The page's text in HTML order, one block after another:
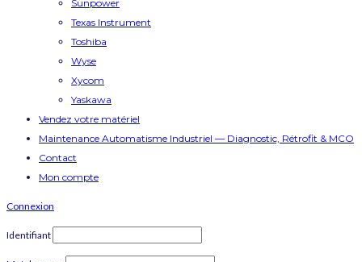
Sunpower
Texas Instrument
Toshiba
Wyse
Xycom
Yaskawa
Vendez votre matériel
Maintenance Automatisme Industriel — Diagnostic, Rétrofit & MCO
Contact
Mon compte
Connexion
Identifiant